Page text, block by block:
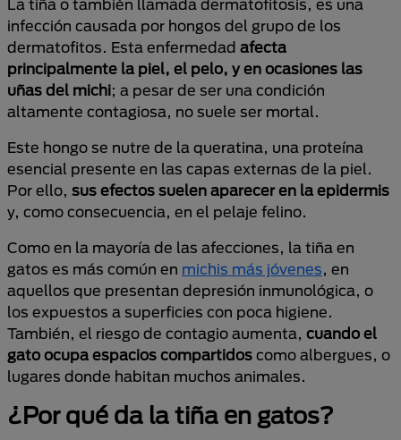
La tiña o también llamada dermatofitosis, es una
infección causada por hongos del grupo de los
dermatofitos. Esta enfermedad afecta
principalmente la piel, el pelo, y en ocasiones las
uñas del michi; a pesar de ser una condición
altamente contagiosa, no suele ser mortal.
Este hongo se nutre de la queratina, una proteína
esencial presente en las capas externas de la piel.
Por ello, sus efectos suelen aparecer en la epidermis
y, como consecuencia, en el pelaje felino.
Como en la mayoría de las afecciones, la tiña en
gatos es más común en michis más jóvenes, en
aquellos que presentan depresión inmunológica, o
los expuestos a superficies con poca higiene.
También, el riesgo de contagio aumenta, cuando el
gato ocupa espacios compartidos como albergues, o
lugares donde habitan muchos animales.
¿Por qué da la tiña en gatos?